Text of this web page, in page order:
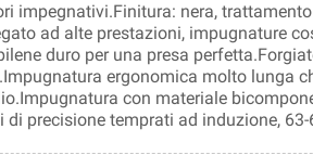
impegnativi.Finitura: nera, trattamento
ad alte prestazioni, impugnature
duro per una presa
ergonomica molto lunga
con materiale
precisione temprati ad induzione, 63-